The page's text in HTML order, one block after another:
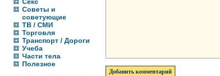
Советы и
советующие
ТВ / СМИ
Торговля
Транспорт / Дороги
Учеба
Части тела
Полезное